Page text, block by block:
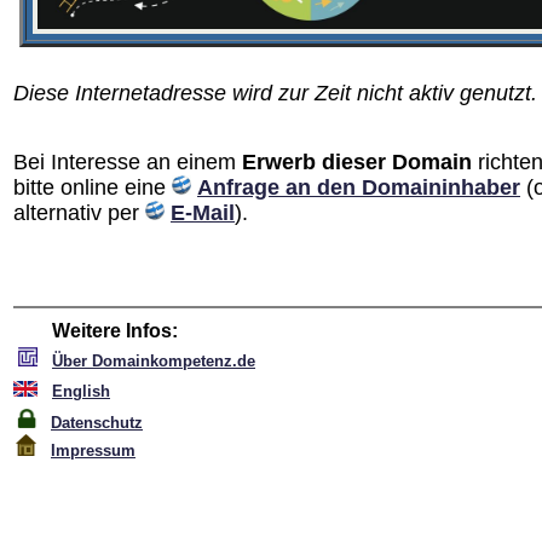
Diese Internetadresse wird zur Zeit nicht aktiv genutzt.
Bei Interesse an einem Erwerb dieser Domain
bitte online eine
Anfrage an den Domain­inhaber
alternativ per
E-Mail ).
Weitere Infos:
Über Domainkompetenz.de
English
Datenschutz
Impressum